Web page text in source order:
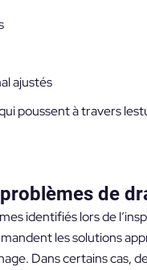
ajustés
poussent à travers
de
identifiés lors de
les solutions
Dans certains cas,